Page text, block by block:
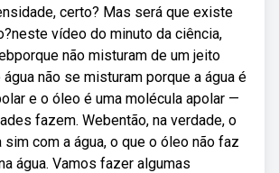
certo? Mas será que existe
vídeo do minuto da ciência,
não misturam de um jeito
não se misturam porque a água é
e o óleo é uma molécula apolar —
fazem. Webentão, na verdade, o
com a água, o que o óleo não faz
água. Vamos fazer algumas